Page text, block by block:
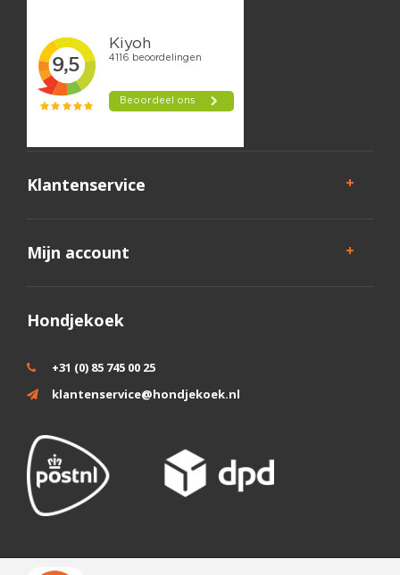
Klantenservice
Mijn account
Hondjekoek
+31 (0) 85 745 00 25
klantenservice@hondjekoek.nl